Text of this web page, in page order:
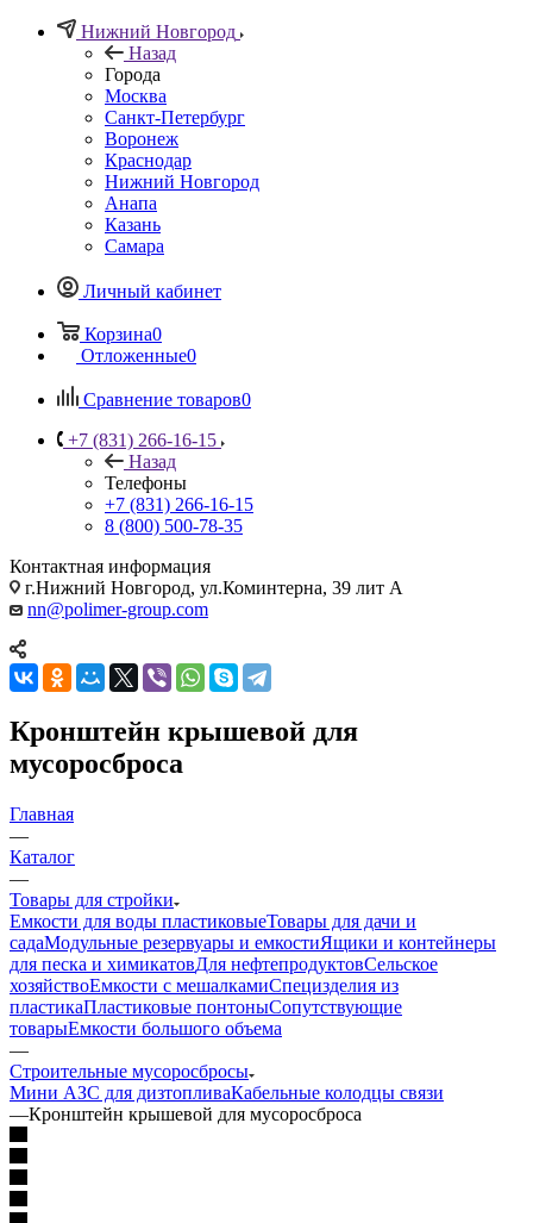
Нижний Новгород
Назад
Города
Москва
Санкт-Петербург
Воронеж
Краснодар
Нижний Новгород
Анапа
Казань
Самара
Личный кабинет
Корзина0
Отложенные0
Сравнение товаров0
+7 (831) 266-16-15
Назад
Телефоны
+7 (831) 266-16-15
8 (800) 500-78-35
Контактная информация
г.Нижний Новгород, ул.Коминтерна, 39 лит А
nn@polimer-group.com
Кронштейн крышевой для
мусоросброса
Главная
—
Каталог
—
Товары для стройки
Емкости для воды пластиковыеТовары для дачи и
садаМодульные резервуары и емкостиЯщики и контейнеры
для песка и химикатовДля нефтепродуктовСельское
хозяйствоЕмкости с мешалкамиСпецизделия из
пластикаПластиковые понтоныСопутствующие
товарыЕмкости большого объема
—
Строительные мусоросбросы
Мини АЗС для дизтопливаКабельные колодцы связи
—Кронштейн крышевой для мусоросброса